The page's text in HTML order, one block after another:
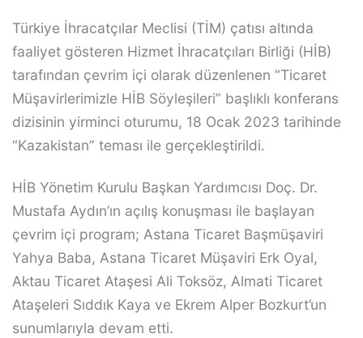
Türkiye İhracatçılar Meclisi (TİM) çatısı altında
faaliyet gösteren Hizmet İhracatçıları Birliği (HİB)
tarafından çevrim içi olarak düzenlenen “Ticaret
Müşavirlerimizle HİB Söyleşileri” başlıklı konferans
dizisinin yirminci oturumu, 18 Ocak 2023 tarihinde
“Kazakistan” teması ile gerçekleştirildi.
HİB Yönetim Kurulu Başkan Yardımcısı Doç. Dr.
Mustafa Aydın’ın açılış konuşması ile başlayan
çevrim içi program; Astana Ticaret Başmüşaviri
Yahya Baba, Astana Ticaret Müşaviri Erk Oyal,
Aktau Ticaret Ataşesi Ali Toksöz, Almati Ticaret
Ataşeleri Sıddık Kaya ve Ekrem Alper Bozkurt’un
sunumlarıyla devam etti.